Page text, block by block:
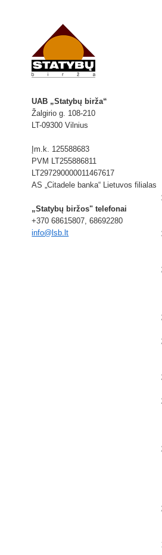
UAB „Statybų birža“
Žalgirio g. 108-210
LT-09300 Vilnius
Įm.k. 125588683
PVM LT255886811
LT297290000011467617
AS „Citadele banka“ Lietuvos filialas
„Statybų biržos" telefonai
+370 68615807, 68692280
info@lsb.lt